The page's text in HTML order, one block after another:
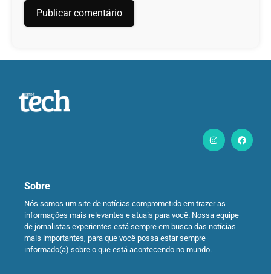
Sobre
Nós somos um site de notícias comprometido em trazer as
informações mais relevantes e atuais para você. Nossa equipe
de jornalistas experientes está sempre em busca das notícias
mais importantes, para que você possa estar sempre
informado(a) sobre o que está acontecendo no mundo.